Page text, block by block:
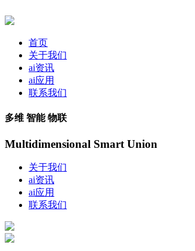
首页
关于我们
ai资讯
ai应用
联系我们
多维 智能 物联
Multidimensional Smart Union
关于我们
ai资讯
ai应用
联系我们